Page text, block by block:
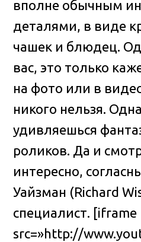
вполне обычным
деталями, в виде
чашек и блюдец.
вас, это только
на фото или в
никого нельзя.
удивляешься
роликов. Да и
интересно,
Уайзман (Richard
специалист. [iframe
src=»http://